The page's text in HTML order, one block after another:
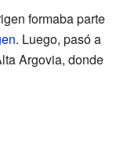
formaba parte
. Luego, pasó a
Argovia, donde